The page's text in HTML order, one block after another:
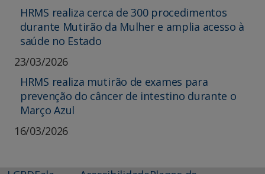
HRMS realiza cerca de 300 procedimentos
durante Mutirão da Mulher e amplia acesso à
saúde no Estado
23/03/2026
HRMS realiza mutirão de exames para
prevenção do câncer de intestino durante o
Março Azul
16/03/2026